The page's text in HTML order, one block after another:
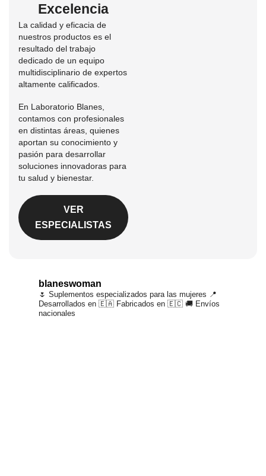
Excelencia
La calidad y eficacia de
nuestros productos es el
resultado del trabajo
dedicado de un equipo
multidisciplinario de expertos
altamente calificados.
En Laboratorio Blanes,
contamos con profesionales
en distintas áreas, quienes
aportan su conocimiento y
pasión para desarrollar
soluciones innovadoras para
tu salud y bienestar.
VER
ESPECIALISTAS
blaneswoman
🌷 Suplementos especializados para las mujeres 📍
Desarrollados en 🇪🇦 Fabricados en 🇪🇨 🚚 Envíos
nacionales